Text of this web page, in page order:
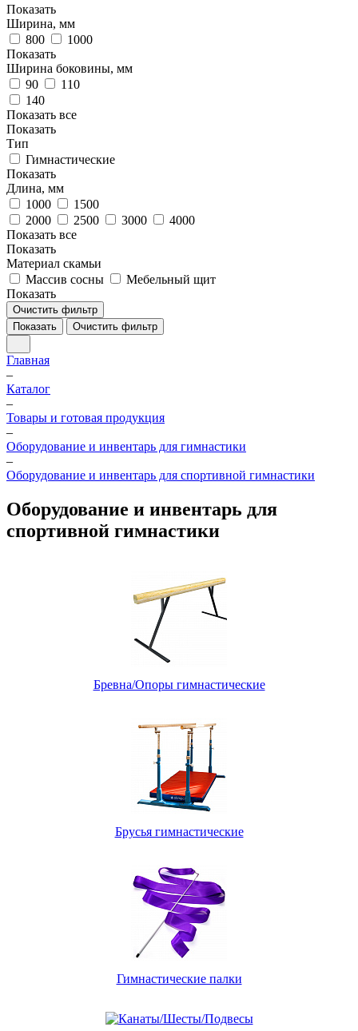
Показать
Ширина, мм
800
1000
Показать
Ширина боковины, мм
90
110
140
Показать все
Показать
Тип
Гимнастические
Показать
Длина, мм
1000
1500
2000
2500 3000
4000
Показать все
Показать
Материал скамьи
Массив сосны
Мебельный щит
Показать
Очистить фильтр
Показать
Очистить фильтр
Главная
–
Каталог
–
Товары и готовая продукция
–
Оборудование и инвентарь для гимнастики
–
Оборудование и инвентарь для спортивной гимнастики
Оборудование и инвентарь для
спортивной гимнастики
Бревна/Опоры гимнастические
Брусья гимнастические
Гимнастические палки